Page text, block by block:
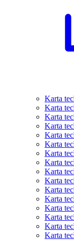
Karta
Karta
Karta
Karta
Karta
Karta
Karta
Karta
Karta
Karta
Karta
Karta
Karta
Karta
Karta
Karta